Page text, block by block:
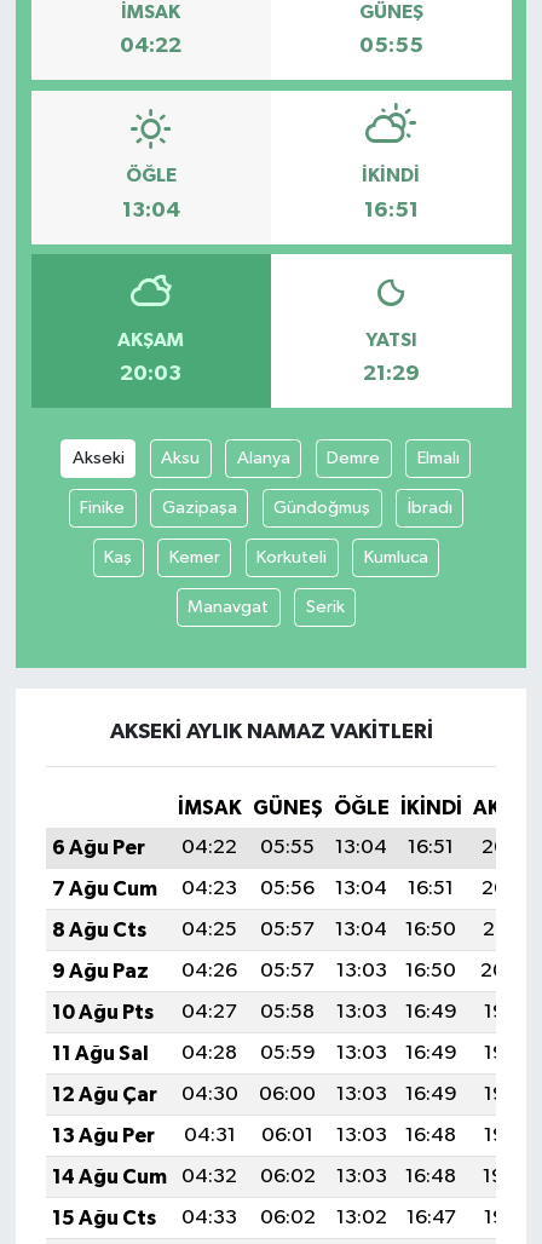
İMSAK
04:22
GÜNEŞ
05:55
ÖĞLE
13:04
İKINDI
16:51
AKŞAM
20:03
YATSI
21:29
Akseki Aksu Alanya Demre Elmalı
Finike Gazipaşa Gündoğmuş İbradı
Kaş Kemer Korkuteli Kumluca
Manavgat Serik
AKSEKI AYLIK NAMAZ VAKITLERI
İMSAK GÜNEŞ ÖĞLE İKINDI
6 Ağu Per
04:22 05:55 13:04 16:51
20:03
7 Ağu Cum
04:23 05:56 13:04 16:51
20:02
8 Ağu Cts
04:25 05:57 13:04 16:50
20:01
9 Ağu Paz
04:26 05:57 13:03 16:50
20:00
10 Ağu Pts
04:27 05:58 13:03 16:49
19:58
11 Ağu Sal
04:28 05:59 13:03 16:49
19:57
12 Ağu Çar
04:30 06:00 13:03 16:49
19:56
13 Ağu Per
04:31 06:01 13:03 16:48
19:55
14 Ağu Cum
04:32 06:02 13:03 16:48
19:54
15 Ağu Cts
04:33 06:02 13:02 16:47
19:53